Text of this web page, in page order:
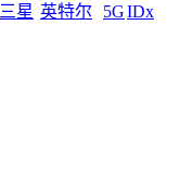
三星 英特尔 5GIDx